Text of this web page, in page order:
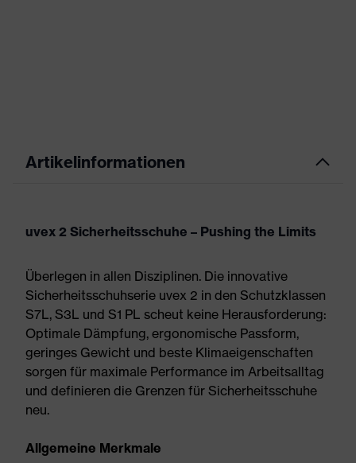
Artikelinformationen
uvex 2 Sicherheitsschuhe – Pushing the Limits
Überlegen in allen Disziplinen. Die innovative
Sicherheitsschuhserie uvex 2 in den Schutzklassen
S7L, S3L und S1 PL scheut keine Herausforderung:
Optimale Dämpfung, ergonomische Passform,
geringes Gewicht und beste Klimaeigenschaften
sorgen für maximale Performance im Arbeitsalltag
und definieren die Grenzen für Sicherheitsschuhe
neu.
Allgemeine Merkmale